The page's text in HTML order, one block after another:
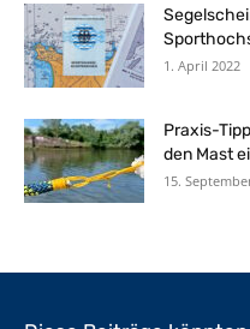
1. April 2022
Praxis-
den Mast
15.